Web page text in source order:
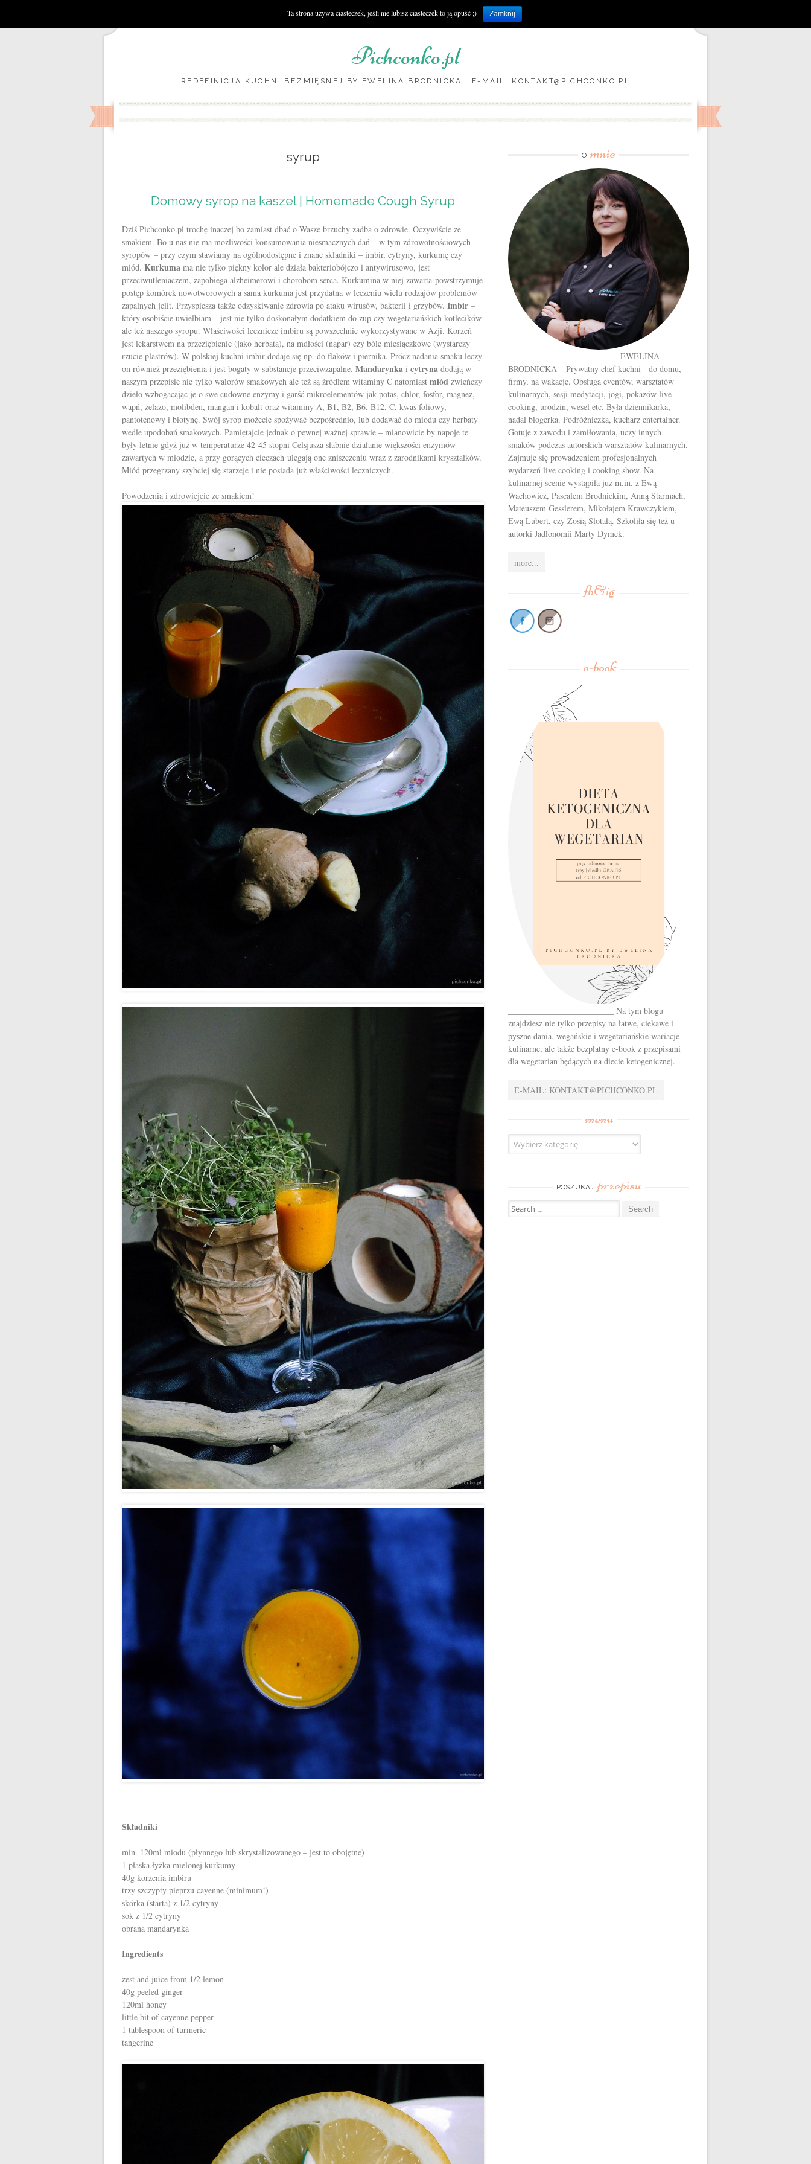
Pichconko.pl
REDEFINICJA KUCHNI BEZMIĘSNEJ BY EWELINA BRODNICKA | E-MAIL: KONTAKT@PICHCONKO.PL
syrup
Domowy syrop na kaszel | Homemade Cough Syrup
Dziś Pichconko.pl trochę inaczej bo zamiast dbać o Wasze brzuchy zadba o zdrowie. Oczywiście ze
smakiem. Bo u nas nie ma możliwości konsumowania niesmacznych dań – w tym zdrowotnościowych
syropów – przy czym stawiamy na ogólnodostępne i znane składniki – imbir, cytryny, kurkumę czy
miód. Kurkuma ma nie tylko piękny kolor ale działa bakteriobójczo i antywirusowo, jest
przeciwutleniaczem, zapobiega alzheimerowi i chorobom serca. Kurkumina w niej zawarta powstrzymuje
postęp komórek nowotworowych a sama kurkuma jest przydatna w leczeniu wielu rodzajów problemów
zapalnych jelit. Przyspiesza także odzyskiwanie zdrowia po ataku wirusów, bakterii i grzybów. Imbir –
który osobiście uwielbiam – jest nie tylko doskonałym dodatkiem do zup czy wegetariańskich kotlecików
ale też naszego syropu. Właściwości lecznicze imbiru są powszechnie wykorzystywane w Azji. Korzeń
jest lekarstwem na przeziębienie (jako herbata), na mdłości (napar) czy bóle miesiączkowe (wystarczy
rzucie plastrów). W polskiej kuchni imbir dodaje się np. do flaków i piernika. Prócz nadania smaku leczy
on również przeziębienia i jest bogaty w substancje przeciwzapalne. Mandarynka i cytryna dodają w
naszym przepisie nie tylko walorów smakowych ale też są źródłem witaminy C natomiast miód zwieńczy
dzieło wzbogacając je o swe cudowne enzymy i garść mikroelementów jak potas, chlor, fosfor, magnez,
wapń, żelazo, molibden, mangan i kobalt oraz witaminy A, B1, B2, B6, B12, C, kwas foliowy,
pantotenowy i biotynę. Swój syrop możecie spożywać bezpośrednio, lub dodawać do miodu czy herbaty
wedle upodobań smakowych. Pamiętajcie jednak o pewnej ważnej sprawie – mianowicie by napoje te
były letnie gdyż już w temperaturze 42-45 stopni Celsjusza słabnie działanie większości enzymów
zawartych w miodzie, a przy gorących cieczach ulegają one zniszczeniu wraz z zarodnikami kryształków.
Miód przegrzany szybciej się starzeje i nie posiada już właściwości leczniczych.
Powodzenia i zdrowiejcie ze smakiem!
Składniki
min. 120ml miodu (płynnego lub skrystalizowanego – jest to obojętne)
1 płaska łyżka mielonej kurkumy
40g korzenia imbiru
trzy szczypty pieprzu cayenne (minimum!)
skórka (starta) z 1/2 cytryny
sok z 1/2 cytryny
obrana mandarynka
Ingredients
zest and juice from 1/2 lemon
40g peeled ginger
120ml honey
little bit of cayenne pepper
1 tablespoon of turmeric
tangerine
O mnie
__________________________ EWELINA
BRODNICKA – Prywatny chef kuchni - do domu,
firmy, na wakacje. Obsługa eventów, warsztatów
kulinarnych, sesji medytacji, jogi, pokazów live
cooking, urodzin, wesel etc. Była dziennikarka,
nadal blogerka. Podróżniczka, kucharz entertainer.
Gotuje z zawodu i zamiłowania, uczy innych
smaków podczas autorskich warsztatów kulinarnych.
Zajmuje się prowadzeniem profesjonalnych
wydarzeń live cooking i cooking show. Na
kulinarnej scenie wystąpiła już m.in. z Ewą
Wachowicz, Pascalem Brodnickim, Anną Starmach,
Mateuszem Gesslerem, Mikołajem Krawczykiem,
Ewą Lubert, czy Zosią Ślotałą. Szkoliła się też u
autorki Jadłonomii Marty Dymek.
more...
fb&ig
e-book
_________________________ Na tym blogu
znajdziesz nie tylko przepisy na łatwe, ciekawe i
pyszne dania, wegańskie i wegetariańskie wariacje
kulinarne, ale także bezpłatny e-book z przepisami
dla wegetarian będących na diecie ketogenicznej.
E-MAIL: KONTAKT@PICHCONKO.PL
menu
menu
POSZUKAJ przepisu
Search for:
Ta strona używa ciasteczek, jeśli nie lubisz ciasteczek to ją opuść ;) Zamknij